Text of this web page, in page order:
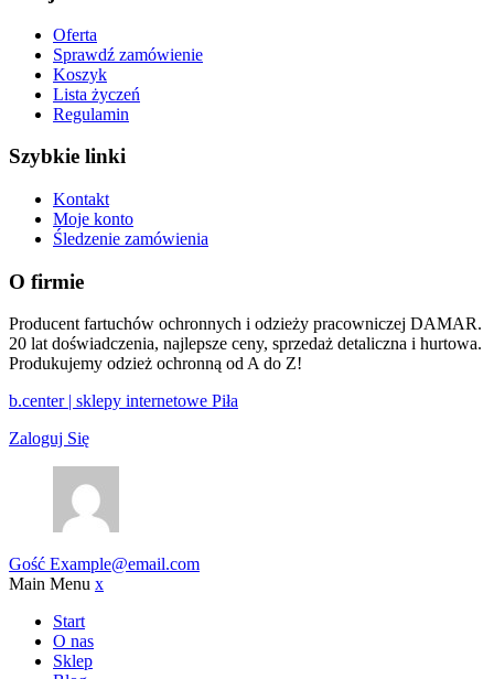
Oferta
Sprawdź zamówienie
Koszyk
Lista życzeń
Regulamin
Szybkie linki
Kontakt
Moje konto
Śledzenie zamówienia
O firmie
Producent fartuchów ochronnych i odzieży pracowniczej DAMAR.
20 lat doświadczenia, najlepsze ceny, sprzedaż detaliczna i hurtowa.
Produkujemy odzież ochronną od A do Z!
b.center | sklepy internetowe Piła
Zaloguj Się
Gość Example@email.com
Main Menu x
Start
O nas
Sklep